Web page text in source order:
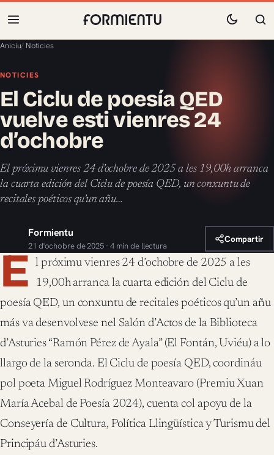
Aniciu/ Noticies
NOTICIES
El Ciclu de poesía QED
vuelve esti vienres 24
d’ochobre
El próximu vienres 24 d’ochobre de 2025 a les 19,00h arranca
la cuarta edición del Ciclu de poesía QED, un conxuntu de
recitales poéticos qu’un añu…
Formientu
21 d'ochobre de 2025 · 4 min de llectura
Compartir
E l próximu vienres 24 d’ochobre de 2025 a les
19,00h arranca la cuarta edición del Ciclu de
poesía QED, un conxuntu de recitales poéticos qu’un añu
más va desenvolvese nel Salón d’Actos de la Biblioteca
d’Asturies “Ramón Pérez de Ayala” (El Fontán, Uviéu) a lo
llargo de la seronda. El Ciclu de poesía QED, coordináu
pol poeta Miguel Rodríguez Monteavaro (Premiu Xuan
María Acebal de Poesía 2024), cuenta col apoyu de la
Conseyería de Cultura, Política Llingüística y Turismu del
Principáu d’Asturies.